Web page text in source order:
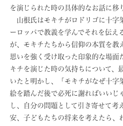
を演じられた時の具体的なお話に移
山根氏はモキチがロドリゴに十字
ーロッパで教義を学んでそれを伝え
が、モキチたちから信仰の本質を教
思いを強く受け取った印象的な場面
キチを演じた時の気持ちについて、
いたと明かし、「モキチがなぜ十字
絵を踏んだ後で必死に謝ればいいじ
し、自分の問題として引き寄せて考
安、子どもたちの将来を考えたら、